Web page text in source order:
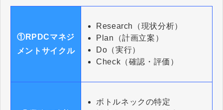
①RPDCマネジ
メントサイクル
Research（現状分析）
Plan（計画立案）
Do（実行）
Check（確認・評価）
ボトルネックの特定